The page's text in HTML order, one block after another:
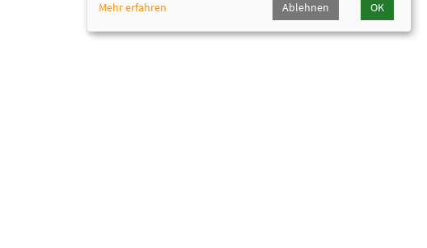
Mehr erfahren Ablehnen OK